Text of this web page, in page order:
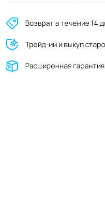
Возврат в течение 14
Трейд-ин и выкуп
Расширенная